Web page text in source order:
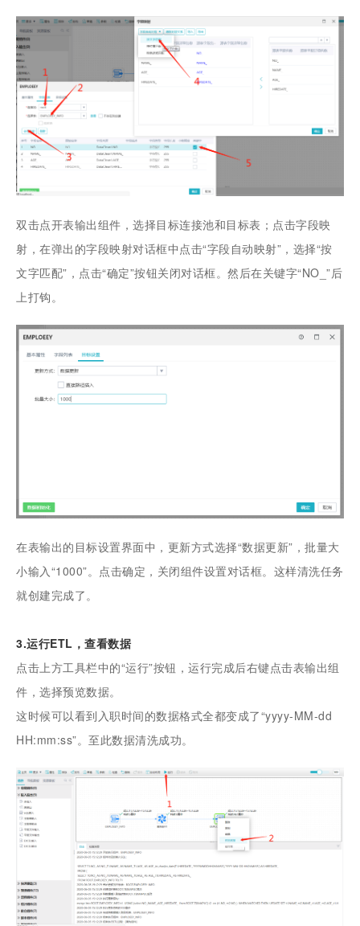
双击点开表输出组件，选择目标连接池和目标表；点击字段映
射，在弹出的字段映射对话框中点击“字段自动映射”，选择“按
文字匹配”，点击“确定”按钮关闭对话框。然后在关键字“NO_”后
上打钩。
在表输出的目标设置界面中，更新方式选择“数据更新”，批量大
小输入“1000”。点击确定，关闭组件设置对话框。这样清洗任务
就创建完成了。
3.运行ETL，查看数据
点击上方工具栏中的“运行”按钮，运行完成后右键点击表输出组
件，选择预览数据。
这时候可以看到入职时间的数据格式全都变成了“yyyy-MM-dd
HH:mm:ss”。至此数据清洗成功。